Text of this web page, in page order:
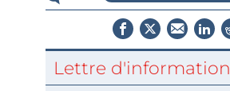
Lettre d'information